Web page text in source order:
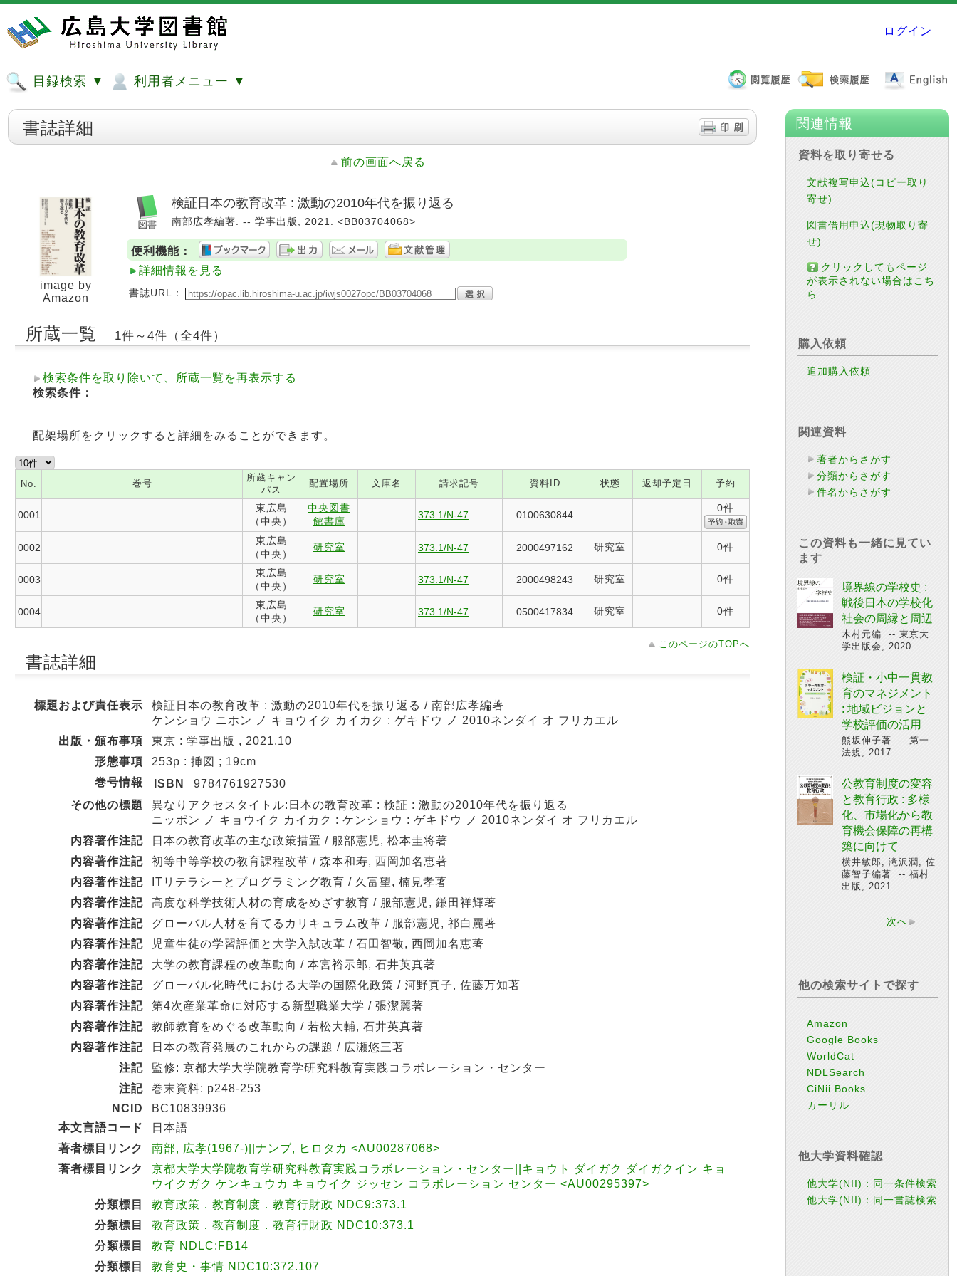
ログイン
目録検索 ▼ 利用者メニュー ▼
書誌詳細
前の画面へ戻る
image by
Amazon
検証日本の教育改革 : 激動の2010年代を振り返る
南部広孝編著. -- 学事出版, 2021. <BB03704068>
便利機能：
詳細情報を見る
書誌URL：
所蔵一覧 1件～4件（全4件）
検索条件を取り除いて、所蔵一覧を再表示する
検索条件：
配架場所をクリックすると詳細をみることができます。
No. 巻号
所蔵キャン
パス
配置場所 文庫名 請求記号 資料ID 状態 返却予定日 予約
0001
東広島
（中央）
中央図書
館書庫
373.1/N-47 0100630844
0件
0002
東広島
（中央）
研究室 373.1/N-47 2000497162 研究室 0件
0003
東広島
（中央）
研究室 373.1/N-47 2000498243 研究室 0件
0004
東広島
（中央）
研究室 373.1/N-47 0500417834 研究室 0件
このページのTOPへ
書誌詳細
標題および責任表示
検証日本の教育改革 : 激動の2010年代を振り返る / 南部広孝編著
ケンショウ ニホン ノ キョウイク カイカク : ゲキドウ ノ 2010ネンダイ オ フリカエル
出版・頒布事項
東京 : 学事出版 , 2021.10
形態事項
253p : 挿図 ; 19cm
巻号情報
ISBN
9784761927530
その他の標題
異なりアクセスタイトル:日本の教育改革 : 検証 : 激動の2010年代を振り返る
ニッポン ノ キョウイク カイカク : ケンショウ : ゲキドウ ノ 2010ネンダイ オ フリカエル
内容著作注記
日本の教育改革の主な政策措置 / 服部憲児, 松本圭将著
内容著作注記
初等中等学校の教育課程改革 / 森本和寿, 西岡加名恵著
内容著作注記
ITリテラシーとプログラミング教育 / 久富望, 楠見孝著
内容著作注記
高度な科学技術人材の育成をめざす教育 / 服部憲児, 鎌田祥輝著
内容著作注記
グローバル人材を育てるカリキュラム改革 / 服部憲児, 祁白麗著
内容著作注記
児童生徒の学習評価と大学入試改革 / 石田智敬, 西岡加名恵著
内容著作注記
大学の教育課程の改革動向 / 本宮裕示郎, 石井英真著
内容著作注記
グローバル化時代における大学の国際化政策 / 河野真子, 佐藤万知著
内容著作注記
第4次産業革命に対応する新型職業大学 / 張潔麗著
内容著作注記
教師教育をめぐる改革動向 / 若松大輔, 石井英真著
内容著作注記
日本の教育発展のこれからの課題 / 広瀬悠三著
注記
監修: 京都大学大学院教育学研究科教育実践コラボレーション・センター
注記
巻末資料: p248-253
NCID
BC10839936
本文言語コード
日本語
著者標目リンク
南部, 広孝(1967-)||ナンブ, ヒロタカ <AU00287068>
著者標目リンク
京都大学大学院教育学研究科教育実践コラボレーション・センター||キョウト ダイガク ダイガクイン キョ
ウイクガク ケンキュウカ キョウイク ジッセン コラボレーション センター <AU00295397>
分類標目
教育政策．教育制度．教育行財政 NDC9:373.1
分類標目
教育政策．教育制度．教育行財政 NDC10:373.1
分類標目
教育 NDLC:FB14
分類標目
教育史・事情 NDC10:372.107
関連情報
資料を取り寄せる
文献複写申込(コピー取り
寄せ)
図書借用申込(現物取り寄
せ)
クリックしてもページ
が表示されない場合はこち
ら
購入依頼
追加購入依頼
関連資料
著者からさがす
分類からさがす
件名からさがす
この資料も一緒に見てい
ます
境界線の学校史 :
戦後日本の学校化
社会の周縁と周辺
木村元編. -- 東京大
学出版会, 2020.
検証・小中一貫教
育のマネジメント
: 地域ビジョンと
学校評価の活用
熊坂伸子著. -- 第一
法規, 2017.
公教育制度の変容
と教育行政 : 多様
化、市場化から教
育機会保障の再構
築に向けて
横井敏郎, 滝沢潤, 佐
藤智子編著. -- 福村
出版, 2021.
次へ
他の検索サイトで探す
Amazon
Google Books
WorldCat
NDLSearch
CiNii Books
カーリル
他大学資料確認
他大学(NII)：同一条件検索
他大学(NII)：同一書誌検索